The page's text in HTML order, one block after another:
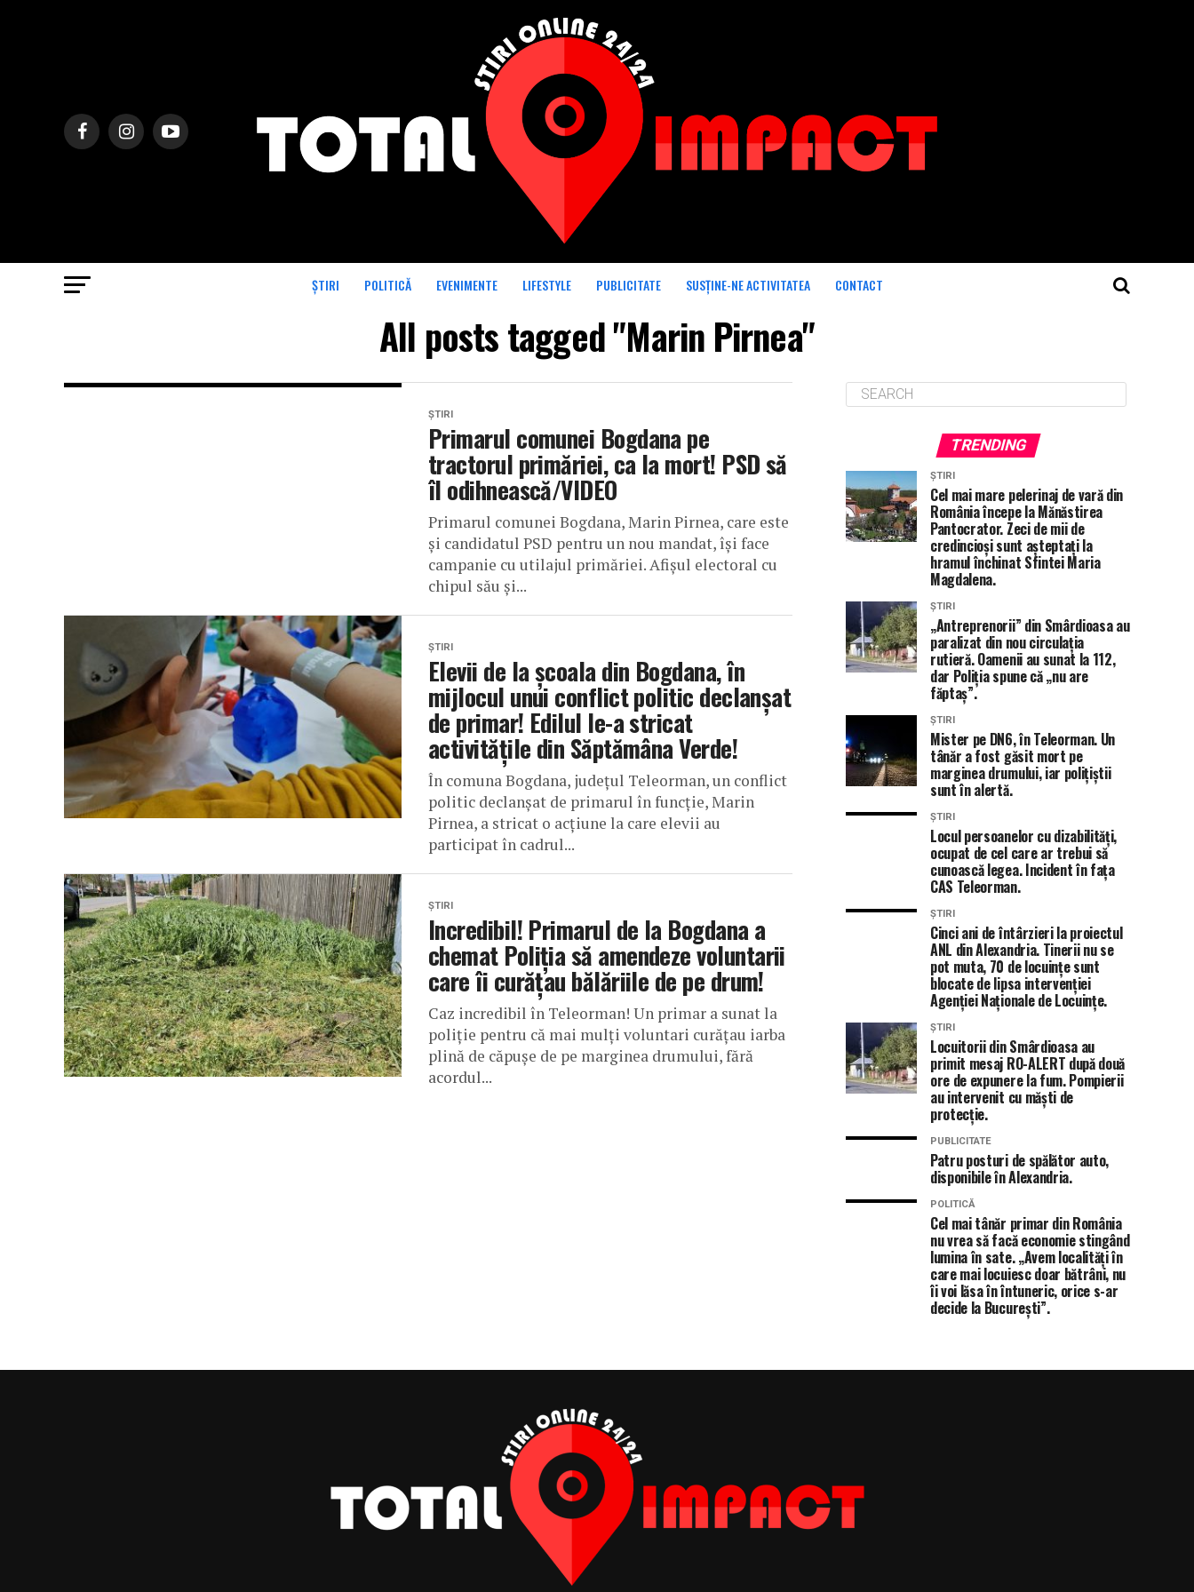
ȘTIRI POLITICĂ EVENIMENTE LIFESTYLE PUBLICITATE SUSȚINE-NE ACTIVITATEA CONTACT
All posts tagged "Marin Pirnea"
ȘTIRI
Primarul comunei Bogdana pe
tractorul primăriei, ca la mort! PSD să
îl odihnească/VIDEO
Primarul comunei Bogdana, Marin Pirnea, care este
și candidatul PSD pentru un nou mandat, își face
campanie cu utilajul primăriei. Afișul electoral cu
chipul său și...
ȘTIRI
Elevii de la școala din Bogdana, în
mijlocul unui conflict politic declanșat
de primar! Edilul le-a stricat
activitățile din Săptămâna Verde!
În comuna Bogdana, județul Teleorman, un conflict
politic declanșat de primarul în funcție, Marin
Pirnea, a stricat o acțiune la care elevii au
participat în cadrul...
ȘTIRI
Incredibil! Primarul de la Bogdana a
chemat Poliția să amendeze voluntarii
care îi curățau bălăriile de pe drum!
Caz incredibil în Teleorman! Un primar a sunat la
poliție pentru că mai mulți voluntari curățau iarba
plină de căpușe de pe marginea drumului, fără
acordul...
TRENDING
ȘTIRI
Cel mai mare pelerinaj de vară din
România începe la Mănăstirea
Pantocrator. Zeci de mii de
credincioși sunt așteptați la
hramul închinat Sfintei Maria
Magdalena.
ȘTIRI
„Antreprenorii” din Smârdioasa au
paralizat din nou circulația
rutieră. Oamenii au sunat la 112,
dar Poliția spune că „nu are
făptaș”.
ȘTIRI
Mister pe DN6, în Teleorman. Un
tânăr a fost găsit mort pe
marginea drumului, iar polițiștii
sunt în alertă.
ȘTIRI
Locul persoanelor cu dizabilități,
ocupat de cel care ar trebui să
cunoască legea. Incident în fața
CAS Teleorman.
ȘTIRI
Cinci ani de întârzieri la proiectul
ANL din Alexandria. Tinerii nu se
pot muta, 70 de locuințe sunt
blocate de lipsa intervenției
Agenției Naționale de Locuințe.
ȘTIRI
Locuitorii din Smârdioasa au
primit mesaj RO-ALERT după două
ore de expunere la fum. Pompierii
au intervenit cu măști de
protecție.
PUBLICITATE
Patru posturi de spălător auto,
disponibile în Alexandria.
POLITICĂ
Cel mai tânăr primar din România
nu vrea să facă economie stingând
lumina în sate. „Avem localități în
care mai locuiesc doar bătrâni, nu
îi voi lăsa în întuneric, orice s-ar
decide la București”.